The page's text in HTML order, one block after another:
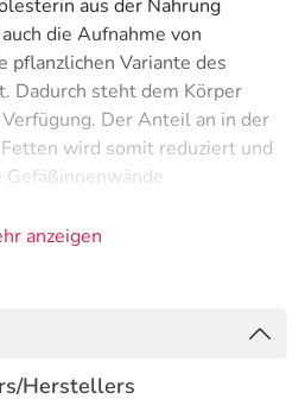
aus der Nahrung
die Aufnahme von
pflanzlichen Variante des
Dadurch steht dem Körper
Der Anteil an in der
wird somit reduziert und
Durch diesen
Cholesterin in den
mit der Nahrung
anzeigen
Herstellers